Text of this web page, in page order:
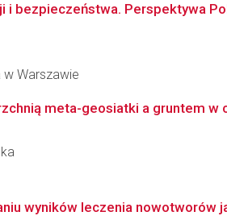
i bezpieczeństwa. Perspektywa
w Warszawie
meta-geosiatki a gruntem
wyników leczenia nowotworów